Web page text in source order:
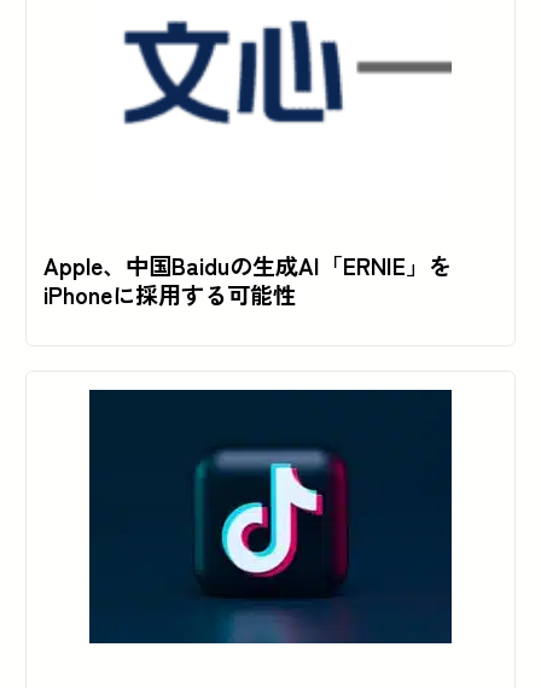
Apple、中国Baiduの生成AI「ERNIE」を
iPhoneに採用する可能性